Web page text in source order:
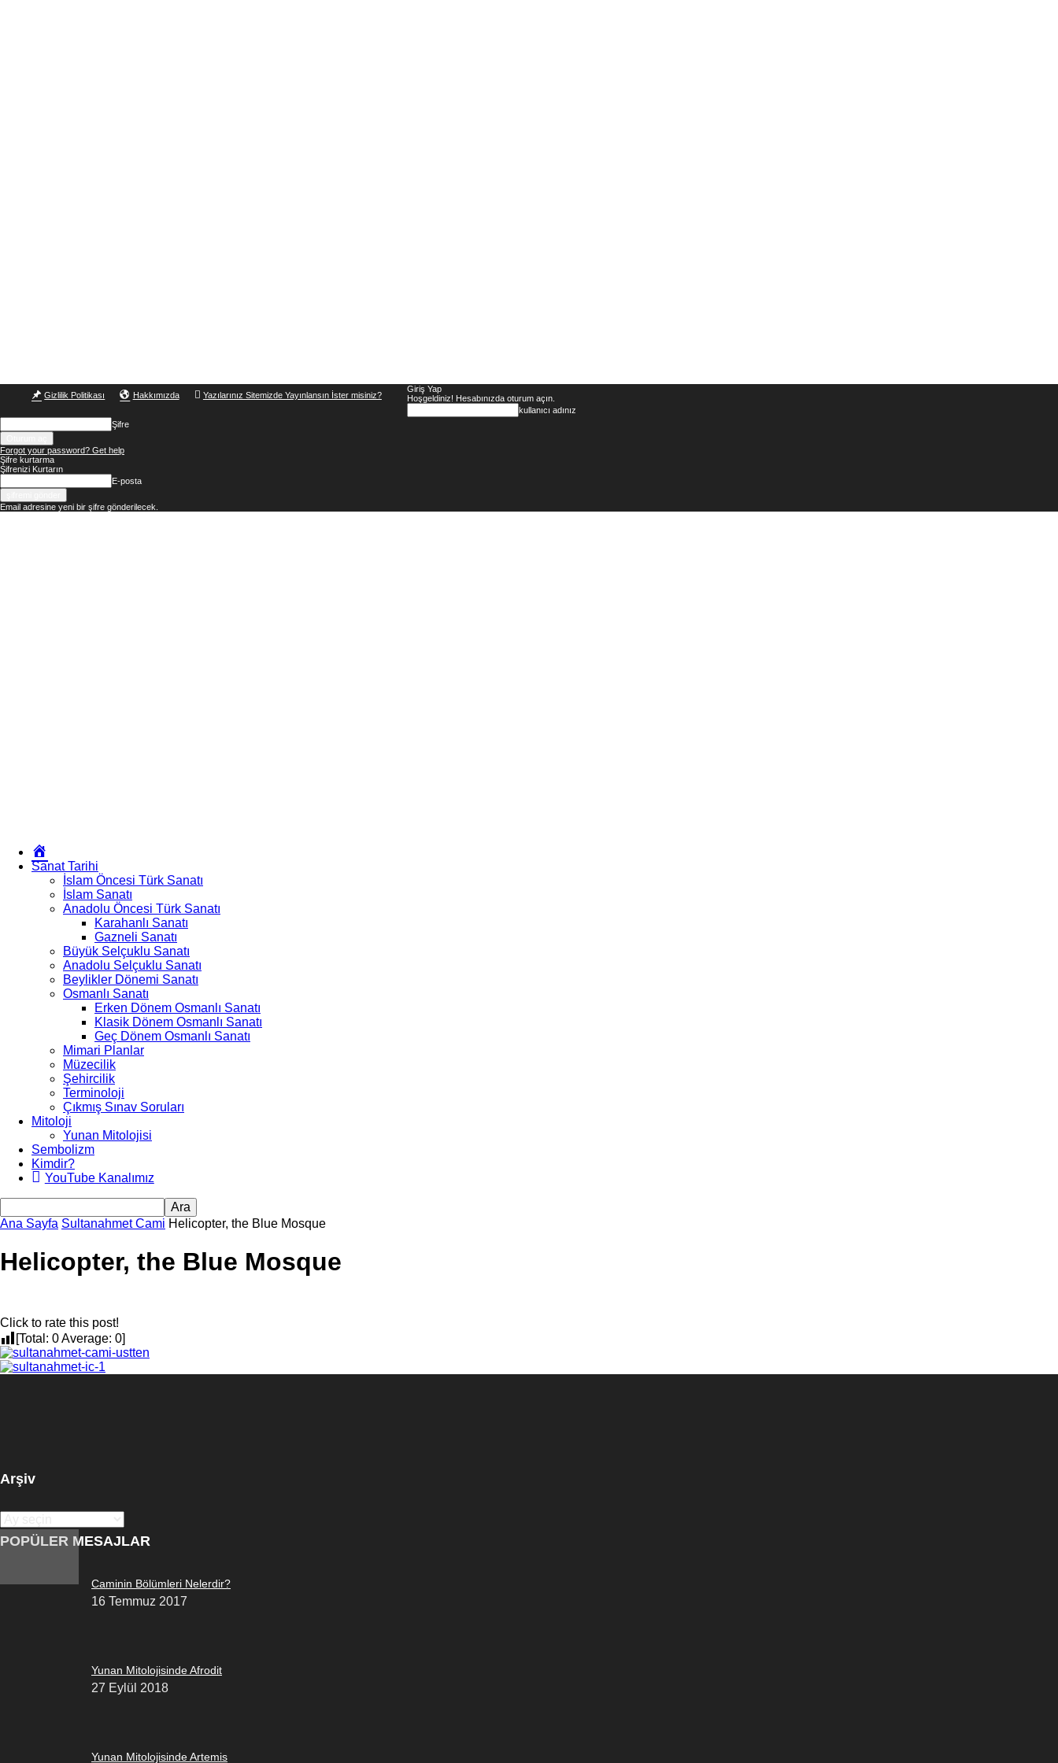
Gizlilik Politikası Hakkımızda Yazılarınız Sitemizde Yayınlansın İster misiniz?
Giriş Yap
Hoşgeldiniz! Hesabınızda oturum açın.
kullanıcı adınız
Şifre
Forgot your password? Get help
Şifre kurtarma
Şifrenizi Kurtarın
E-posta
Email adresine yeni bir şifre gönderilecek.
Yazarım
Sanat Tarihi
İslam Öncesi Türk Sanatı
İslam Sanatı
Anadolu Öncesi Türk Sanatı
Karahanlı Sanatı
Gazneli Sanatı
Büyük Selçuklu Sanatı
Anadolu Selçuklu Sanatı
Beylikler Dönemi Sanatı
Osmanlı Sanatı
Erken Dönem Osmanlı Sanatı
Klasik Dönem Osmanlı Sanatı
Geç Dönem Osmanlı Sanatı
Mimari Planlar
Müzecilik
Şehircilik
Terminoloji
Çıkmış Sınav Soruları
Mitoloji
Yunan Mitolojisi
Sembolizm
Kimdir?
YouTube Kanalımız
Ana Sayfa Sultanahmet Cami Helicopter, the Blue Mosque
Helicopter, the Blue Mosque
Click to rate this post!
[Total: 0Average: 0]
Arşiv
POPÜLER MESAJLAR
Caminin Bölümleri Nelerdir?
16 Temmuz 2017
Yunan Mitolojisinde Afrodit
27 Eylül 2018
Yunan Mitolojisinde Artemis